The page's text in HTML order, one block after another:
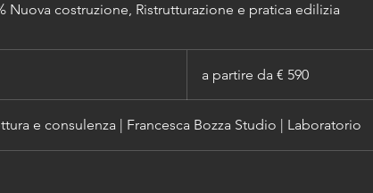
Nuova costruzione, Ristrutturazione e pratica edilizia
a partire da € 590
e consulenza | Francesca Bozza Studio | Laboratorio